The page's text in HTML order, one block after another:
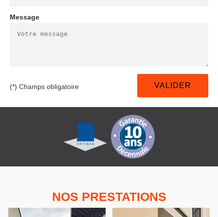
Message
(*) Champs obligatoire
NOS PRESTATIONS